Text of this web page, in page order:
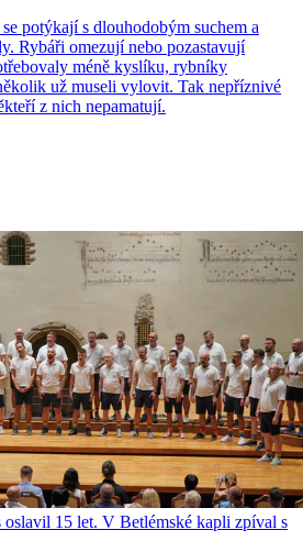
potýkají s dlouhodobým suchem a
Rybáři omezují nebo pozastavují
méně kyslíku, rybníky
už museli vylovit. Tak nepříznivé
z nich nepamatují.
oslavil 15 let. V Betlémské kapli zpíval s